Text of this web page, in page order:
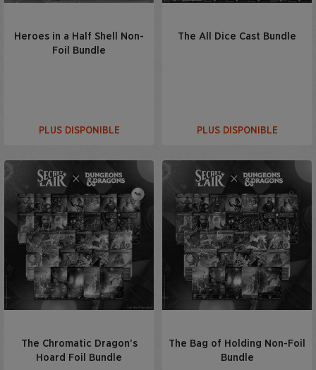
Heroes in a Half Shell Non-
Foil Bundle
PLUS DISPONIBLE
The All Dice Cast Bundle
PLUS DISPONIBLE
The Chromatic Dragon’s
Hoard Foil Bundle
The Bag of Holding Non-Foil
Bundle